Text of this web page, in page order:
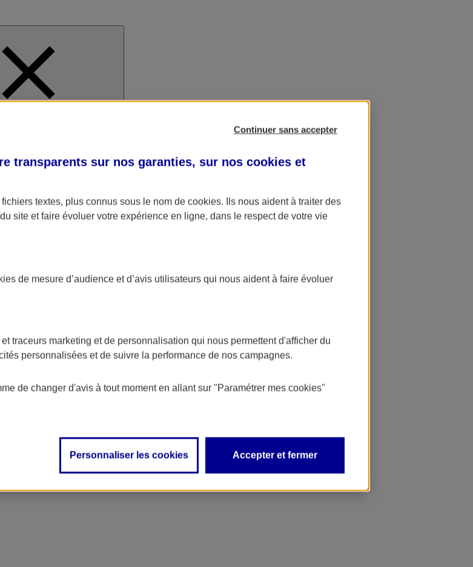
Continuer sans accepter
transparents sur nos garanties, sur nos cookies et
textes, plus connus sous le nom de cookies. Ils nous aident à traiter des
site et faire évoluer votre expérience en ligne, dans le respect de votre vie
de mesure d’audience et d’avis utilisateurs qui nous aident à faire évoluer
traceurs marketing et de personnalisation qui nous permettent d'afficher du
personnalisées et de suivre la performance de nos campagnes.
de changer d'avis à tout moment en allant sur "Paramétrer mes cookies"
Personnaliser les cookies Accepter et fermer